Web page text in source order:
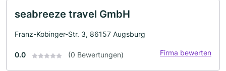
seabreeze travel GmbH
Franz-Kobinger-Str. 3, 86157 Augsburg
0.0 (0 Bewertungen) Firma bewerten